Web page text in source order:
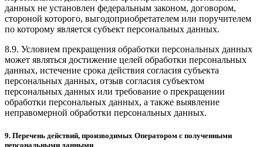
данных не установлен федеральным законом, договором,
стороной которого, выгодоприобретателем или поручителем
по которому является субъект персональных данных.
8.9. Условием прекращения обработки персональных данных
может являться достижение целей обработки персональных
данных, истечение срока действия согласия субъекта
персональных данных, отзыв согласия субъектом
персональных данных или требование о прекращении
обработки персональных данных, а также выявление
неправомерной обработки персональных данных.
9. Перечень действий, производимых Оператором с полученными
персональными данными